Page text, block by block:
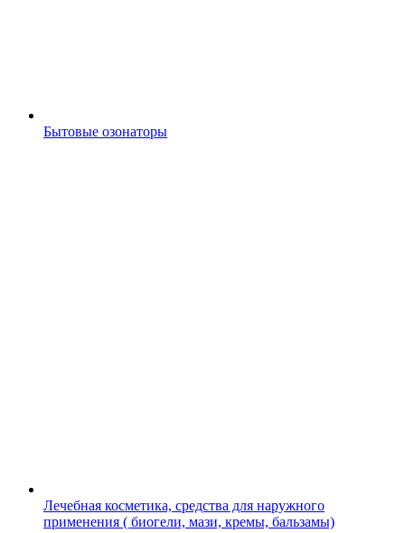
Бытовые озонаторы
Лечебная косметика, средства для наружного
применения ( биогели, мази, кремы, бальзамы)